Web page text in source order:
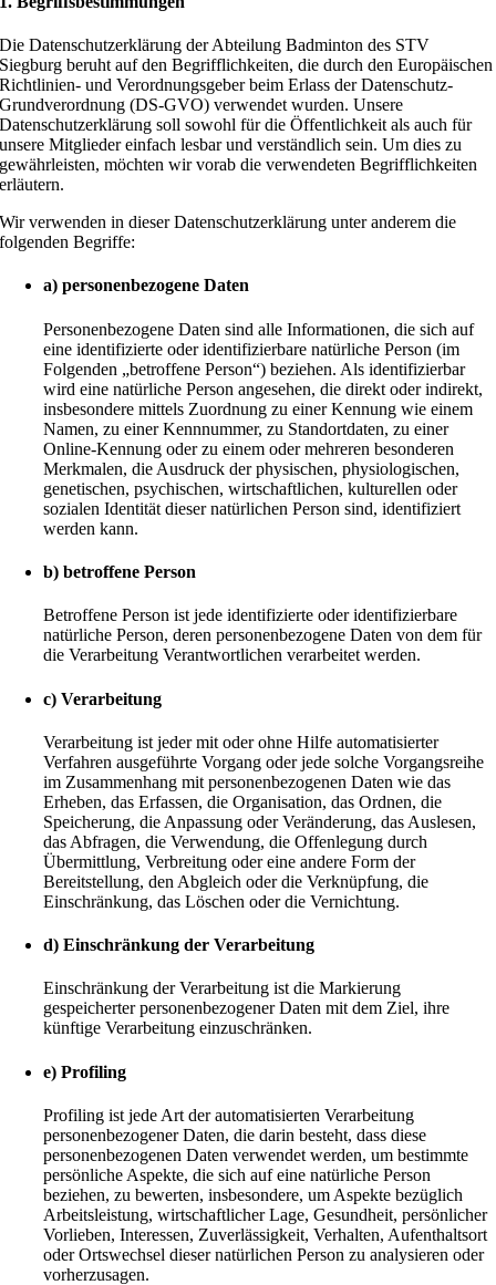
Die Datenschutzerklärung der Abteilung Badminton des STV
Siegburg beruht auf den Begrifflichkeiten, die durch den Europäischen
Richtlinien- und Verordnungsgeber beim Erlass der Datenschutz-
Grundverordnung (DS-GVO) verwendet wurden. Unsere
Datenschutzerklärung soll sowohl für die Öffentlichkeit als auch für
unsere Mitglieder einfach lesbar und verständlich sein. Um dies zu
gewährleisten, möchten wir vorab die verwendeten Begrifflichkeiten
erläutern.
Wir verwenden in dieser Datenschutzerklärung unter anderem die
folgenden Begriffe:
a) personenbezogene Daten
Personenbezogene Daten sind alle Informationen, die sich auf
eine identifizierte oder identifizierbare natürliche Person (im
Folgenden „betroffene Person“) beziehen. Als identifizierbar
wird eine natürliche Person angesehen, die direkt oder indirekt,
insbesondere mittels Zuordnung zu einer Kennung wie einem
Namen, zu einer Kennnummer, zu Standortdaten, zu einer
Online-Kennung oder zu einem oder mehreren besonderen
Merkmalen, die Ausdruck der physischen, physiologischen,
genetischen, psychischen, wirtschaftlichen, kulturellen oder
sozialen Identität dieser natürlichen Person sind, identifiziert
werden kann.
b) betroffene Person
Betroffene Person ist jede identifizierte oder identifizierbare
natürliche Person, deren personenbezogene Daten von dem für
die Verarbeitung Verantwortlichen verarbeitet werden.
c) Verarbeitung
Verarbeitung ist jeder mit oder ohne Hilfe automatisierter
Verfahren ausgeführte Vorgang oder jede solche Vorgangsreihe
im Zusammenhang mit personenbezogenen Daten wie das
Erheben, das Erfassen, die Organisation, das Ordnen, die
Speicherung, die Anpassung oder Veränderung, das Auslesen,
das Abfragen, die Verwendung, die Offenlegung durch
Übermittlung, Verbreitung oder eine andere Form der
Bereitstellung, den Abgleich oder die Verknüpfung, die
Einschränkung, das Löschen oder die Vernichtung.
d) Einschränkung der Verarbeitung
Einschränkung der Verarbeitung ist die Markierung
gespeicherter personenbezogener Daten mit dem Ziel, ihre
künftige Verarbeitung einzuschränken.
e) Profiling
Profiling ist jede Art der automatisierten Verarbeitung
personenbezogener Daten, die darin besteht, dass diese
personenbezogenen Daten verwendet werden, um bestimmte
persönliche Aspekte, die sich auf eine natürliche Person
beziehen, zu bewerten, insbesondere, um Aspekte bezüglich
Arbeitsleistung, wirtschaftlicher Lage, Gesundheit, persönlicher
Vorlieben, Interessen, Zuverlässigkeit, Verhalten, Aufenthaltsort
oder Ortswechsel dieser natürlichen Person zu analysieren oder
vorherzusagen.